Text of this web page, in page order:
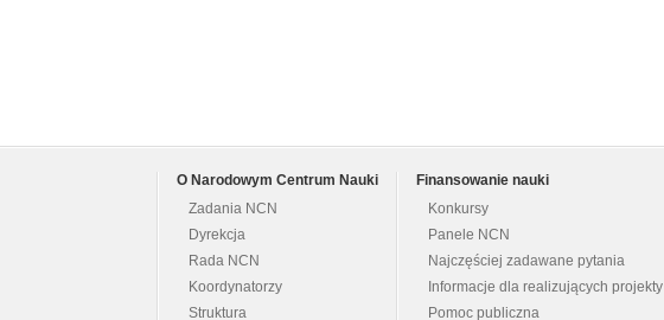
O Narodowym Centrum Nauki
Zadania NCN
Dyrekcja
Rada NCN
Koordynatorzy
Struktura
Finansowanie nauki
Konkursy
Panele NCN
Najczęściej zadawane pytania
Informacje dla realizujących projekty
Pomoc publiczna